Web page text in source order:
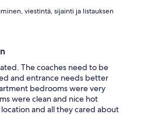
viestintä, sijainti ja listauksen
The coaches need to be
and entrance needs better
bedrooms were very
were clean and nice hot
and all they cared about